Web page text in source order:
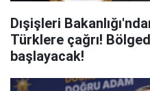
Dışişleri
Türklere çağrı!
başlayacak!